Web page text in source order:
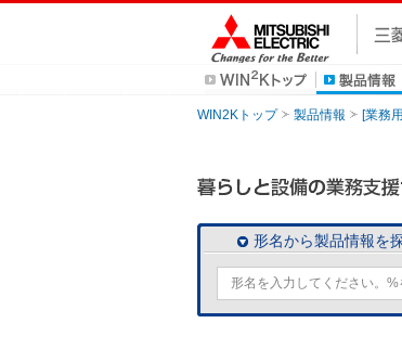
WIN2Kトップ 製品情報 [業務
形名から製品情報を